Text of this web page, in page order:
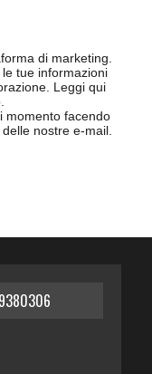
di marketing.
tue informazioni
Leggi qui
momento facendo
nostre e-mail.